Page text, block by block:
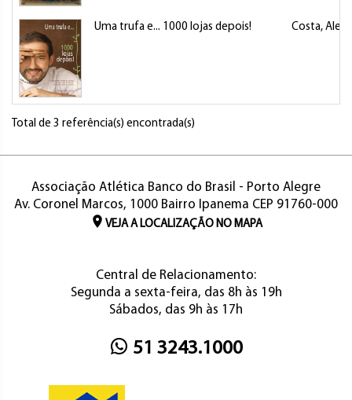
Uma trufa e... 1000 lojas depois! Costa,
Total de 3 referência(s) encontrada(s)
Associação Atlética Banco do Brasil - Porto Alegre
Av. Coronel Marcos, 1000 Bairro Ipanema CEP 91760-000
VEJA A LOCALIZAÇÃO NO MAPA
Central de Relacionamento:
Segunda a sexta-feira, das 8h às 19h
Sábados, das 9h às 17h
51 3243.1000